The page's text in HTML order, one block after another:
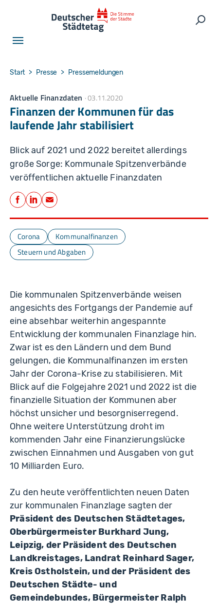
You are here:
Start Presse Pressemeldungen
Aktuelle Finanzdaten 03.11.2020
Finanzen der Kommunen für das
laufende Jahr stabilisiert
Blick auf 2021 und 2022 bereitet allerdings
große Sorge: Kommunale Spitzenverbände
veröffentlichen aktuelle Finanzdaten
Teilen
Facebook
LinkedIn
E-Mail
Corona
Kommunalfinanzen
Steuern und Abgaben
Die kommunalen Spitzenverbände weisen
angesichts des Fortgangs der Pandemie auf
eine absehbar weiterhin angespannte
Entwicklung der kommunalen Finanzlage hin.
Zwar ist es den Ländern und dem Bund
gelungen, die Kommunalfinanzen im ersten
Jahr der Corona-Krise zu stabilisieren. Mit
Blick auf die Folgejahre 2021 und 2022 ist die
finanzielle Situation der Kommunen aber
höchst unsicher und besorgnis­erregend.
Ohne weitere Unterstützung droht im
kommenden Jahr eine Finanzierungslücke
zwischen Einnahmen und Ausgaben von gut
10 Milliarden Euro.
Zu den heute veröffentlichten neuen Daten
zur kommunalen Finanzlage sagten der
Präsident des Deutschen Städtetages,
Oberbürgermeister Burkhard Jung,
Leipzig, der Präsident des Deutschen
Landkreistages, Landrat Reinhard Sager,
Kreis Ostholstein, und der Präsident des
Deutschen Städte- und
Gemeindebundes, Bürgermeister Ralph